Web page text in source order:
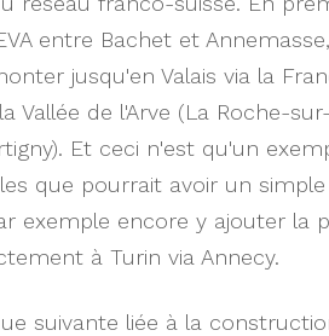
entre Bachet et
jusqu'en Valais via la
Vallée de l'Arve (La Roche-
Et ceci n'est qu'un
que pourrait avoir un
exemple encore y ajouter la
à Turin via Annecy.
suivante liée à la